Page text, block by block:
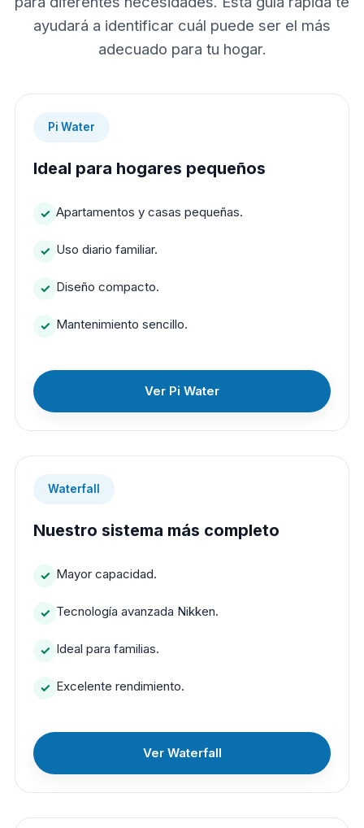
ayudará a identificar cuál puede ser el más
adecuado para tu hogar.
Pi Water
Ideal para hogares pequeños
Apartamentos y casas pequeñas.
Uso diario familiar.
Diseño compacto.
Mantenimiento sencillo.
Ver Pi Water
Waterfall
Nuestro sistema más completo
Mayor capacidad.
Tecnología avanzada Nikken.
Ideal para familias.
Excelente rendimiento.
Ver Waterfall